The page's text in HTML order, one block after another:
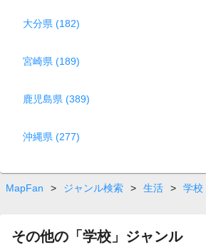
大分県 (182)
宮崎県 (189)
鹿児島県 (389)
沖縄県 (277)
MapFan > ジャンル検索 > 生活 > 学校
その他の「学校」ジャンル